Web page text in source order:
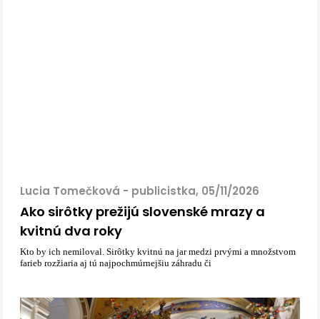
Lucia Tomečková - publicistka, 05/11/2026
Ako sirôtky prežijú slovenské mrazy a
kvitnú dva roky
Kto by ich nemiloval. Sirôtky kvitnú na jar medzi prvými a množstvom
farieb rozžiaria aj tú najpochmúrnejšiu záhradu či